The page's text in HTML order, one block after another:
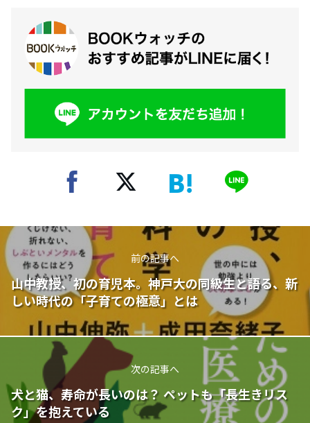
前の記事へ
山中教授、初の育児本。神戸大の同級生と語る、新
しい時代の「子育ての極意」とは
次の記事へ
犬と猫、寿命が長いのは？ ペットも「長生きリス
ク」を抱えている